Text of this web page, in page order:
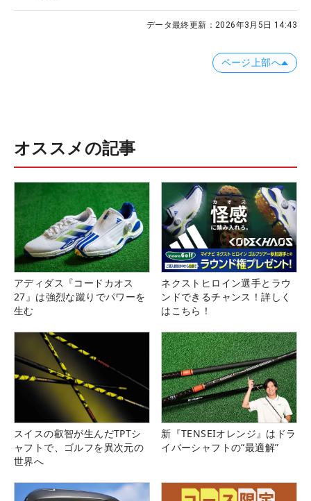
データ最終更新： 2026年3月5日 14:43
ページ上部へ
オススメの記事
アディダス『コードカオス
27』は強烈な蹴りでパワーを
生む
ネクストヒロイン選手とラウ
ンドできるチャンス！詳しく
はこちら！
スイスの叡智が生んだTPTシ
ャフトで、ゴルフを異次元の
世界へ
新『TENSEIオレンジ』はドラ
イバーシャフトの“最適解”